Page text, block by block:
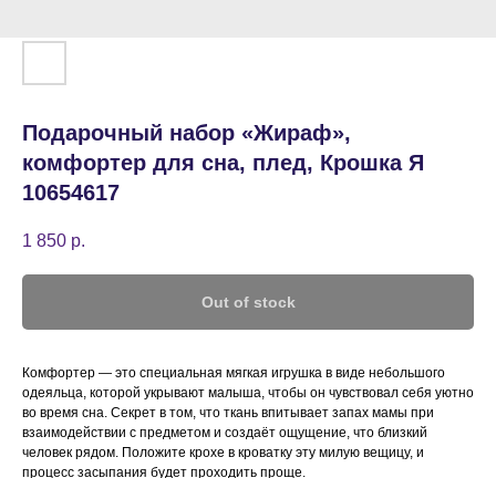
Подарочный набор «Жираф»,
комфортер для сна, плед, Крошка Я
10654617
1 850 р.
Out of stock
Комфортер — это специальная мягкая игрушка в виде небольшого
одеяльца, которой укрывают малыша, чтобы он чувствовал себя уютно
во время сна. Секрет в том, что ткань впитывает запах мамы при
взаимодействии с предметом и создаёт ощущение, что близкий
человек рядом. Положите крохе в кроватку эту милую вещицу, и
процесс засыпания будет проходить проще.